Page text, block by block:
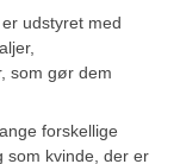
udstyret med
som gør dem
forskellige
som kvinde, der er